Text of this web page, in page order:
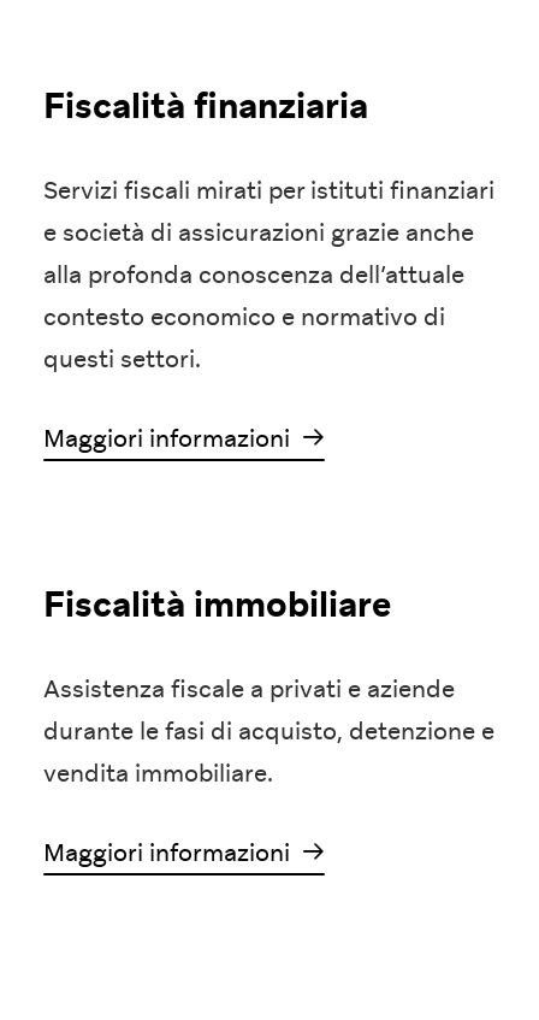
Fiscalità finanziaria
Servizi fiscali mirati per istituti finanziari
e società di assicurazioni grazie anche
alla profonda conoscenza dell’attuale
contesto economico e normativo di
questi settori.
Maggiori informazioni
Fiscalità immobiliare
Assistenza fiscale a privati e aziende
durante le fasi di acquisto, detenzione e
vendita immobiliare.
Maggiori informazioni